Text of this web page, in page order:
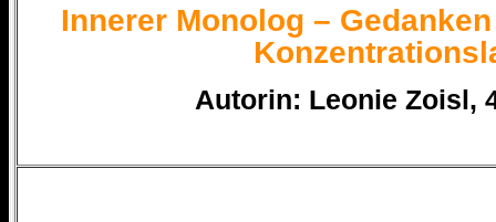
Innerer Monolog –
Autorin: Leonie Zoisl,